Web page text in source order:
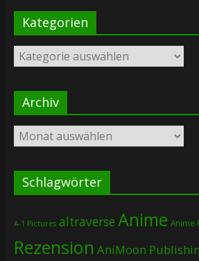
Kategorien
Kategorien
Archiv
Archiv
Schlagwörter
A-1 Pictures altraverse Anime Anime
Rezension AniMoon